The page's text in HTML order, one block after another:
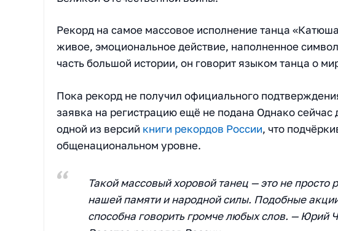
Рекорд на самое массовое исполнение танца
живое, эмоциональное действие, наполненное
часть большой истории, он говорит языком танца о
Пока рекорд не получил официального
заявка на регистрацию ещё не подана Однако
одной из версий книги рекордов России, что
общенациональном уровне.
Такой массовый хоровой танец — это не просто
нашей памяти и народной силы. Подобные
способна говорить громче любых слов. — Юрий